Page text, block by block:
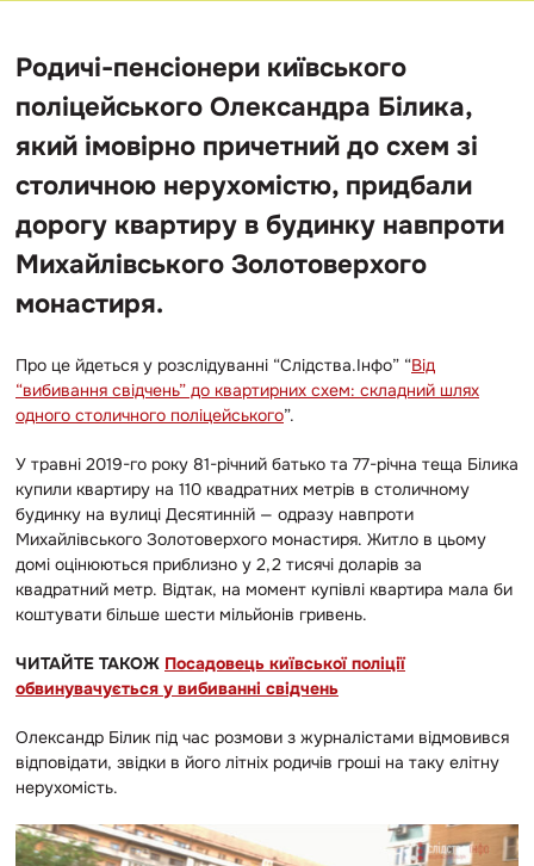
Родичі-пенсіонери київського
поліцейського Олександра Білика,
який імовірно причетний до схем зі
столичною нерухомістю, придбали
дорогу квартиру в будинку навпроти
Михайлівського Золотоверхого
монастиря.
Про це йдеться у розслідуванні “Слідства.Інфо” “Від
“вибивання свідчень” до квартирних схем: складний шлях
одного столичного поліцейського”.
У травні 2019-го року 81-річний батько та 77-річна теща Білика
купили квартиру на 110 квадратних метрів в столичному
будинку на вулиці Десятинній — одразу навпроти
Михайлівського Золотоверхого монастиря. Житло в цьому
домі оцінюються приблизно у 2,2 тисячі доларів за
квадратний метр. Відтак, на момент купівлі квартира мала би
коштувати більше шести мільйонів гривень.
ЧИТАЙТЕ ТАКОЖ Посадовець київської поліції
обвинувачується у вибиванні свідчень
Олександр Білик під час розмови з журналістами відмовився
відповідати, звідки в його літніх родичів гроші на таку елітну
нерухомість.